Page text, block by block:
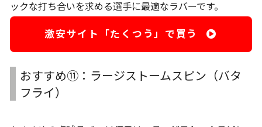
ックな打ち合いを求める選手に最適なラバーです。
激安サイト「たくつう」で買う
おすすめ⑪：ラージストームスピン（バタ
フライ）